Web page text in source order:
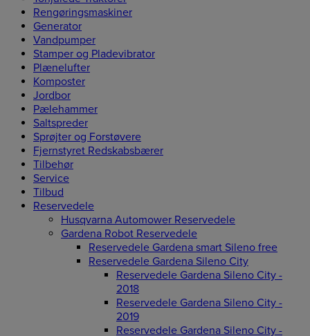
Rengøringsmaskiner
Generator
Vandpumper
Stamper og Pladevibrator
Plænelufter
Komposter
Jordbor
Pælehammer
Saltspreder
Sprøjter og Forstøvere
Fjernstyret Redskabsbærer
Tilbehør
Service
Tilbud
Reservedele
Husqvarna Automower Reservedele
Gardena Robot Reservedele
Reservedele Gardena smart Sileno free
Reservedele Gardena Sileno City
Reservedele Gardena Sileno City -
2018
Reservedele Gardena Sileno City -
2019
Reservedele Gardena Sileno City -